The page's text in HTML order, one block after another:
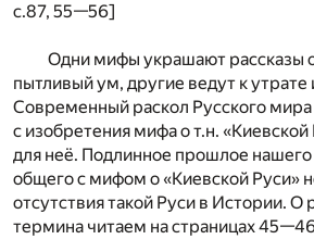
с.87, 55—56]
Одни мифы украшают рассказы
пытливый ум, другие ведут к утрате
Современный раскол Русского мира
с изобретения мифа о т.н. «Киевской
для неё. Подлинное прошлое
общего с мифом о «Киевской Руси»
отсутствия такой Руси в Истории. О
термина читаем на страницах